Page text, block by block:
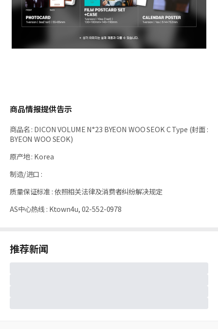
商品情报提供告示
商品名: DICON VOLUME N°23 BYEON WOO SEOK C Type (封面 :
BYEON WOO SEOK)
原产地: Korea
制造/进口 :
质量保证标准:依照相关法律及消费者纠纷解决规定
AS中心热线: Ktown4u, 02-552-0978
推荐新闻